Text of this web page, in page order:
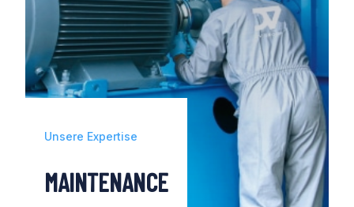
Unsere Expertise
MAINTENANCE